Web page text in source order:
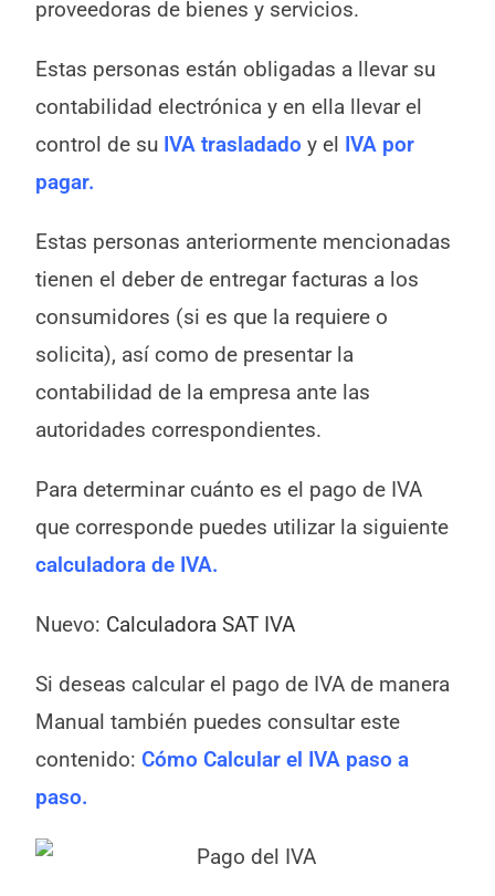
proveedoras de bienes y servicios.
Estas personas están obligadas a llevar su
contabilidad electrónica y en ella llevar el
control de su IVA trasladado y el IVA por
pagar.
Estas personas anteriormente mencionadas
tienen el deber de entregar facturas a los
consumidores (si es que la requiere o
solicita), así como de presentar la
contabilidad de la empresa ante las
autoridades correspondientes.
Para determinar cuánto es el pago de IVA
que corresponde puedes utilizar la siguiente
calculadora de IVA.
Nuevo: Calculadora SAT IVA
Si deseas calcular el pago de IVA de manera
Manual también puedes consultar este
contenido:Cómo Calcular el IVA paso a
paso.